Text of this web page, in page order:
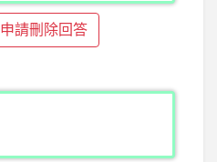
申請刪除回答